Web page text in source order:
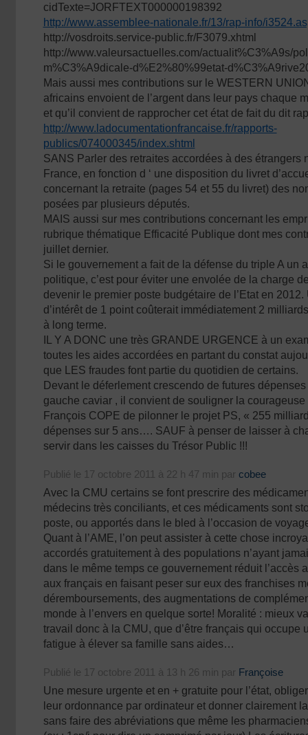
cidTexte=JORFTEXT000000198392
http://www.assemblee-nationale.fr/13/rap-info/
http://vosdroits.service-public.fr/F3079.xhtml
http://www.valeursactuelles.com/actualit%C3%A9s/
m%C3%A9dicale-d%E2%80%99etat-
Mais aussi mes contributions sur le WESTERN
africains envoient de l’argent dans leur pays chaque
et qu’il convient de rapprocher cet état de fait du dit
http://www.ladocumentationfrancaise.fr/rapports-
publics/074000345/index.shtml
SANS Parler des retraites accordées à des étrangers
France, en fonction d ‘ une disposition du livret
concernant la retraite (pages 54 et 55 du livret) des
posées par plusieurs députés.
MAIS aussi sur mes contributions concernant les
rubrique thématique Efficacité Publique dont mes
juillet dernier.
Si le gouvernement a fait de la défense du triple A un
politique, c’est pour éviter une envolée de la charge
devenir le premier poste budgétaire de l’Etat en
d’intérêt de 1 point coûterait immédiatement 2
à long terme.
IL Y A DONC une très GRANDE URGENCE à un
toutes les aides accordées en partant du constat
que LES fraudes font partie du quotidien de certains.
Devant le déferlement crescendo de futures
gauche caviar , il convient de souligner la
François COPE de pilonner le projet PS, « 255
dépenses sur 5 ans…. SAUF à penser de laisser à
servir dans les caisses du Trésor Public !!!
Publié le 17 octobre 2011 à 22 h 47 min par cobee
Avec la CMU certains se font prescrire des
médecins très conciliants, et ces médicaments sont
poste, ou apportés dans le bled à l’occasion de
Quant à l’AME, l’on peut assister à cette chose
accordés gratuitement à des populations n’ayant
dans le même temps ce gouvernement réduit l’accès
aux français en faisant peser sur eux des franchises
déremboursements, des augmentations de
monde à l’envers en quelque sorte! Moralité : mieux
travail donc à la CMU, que d’être français qui occupe
fatigue à élever sa famille sans aides…
Publié le 17 octobre 2011 à 13 h 26 min par Françoise
Une mesure urgente et en + gratuite pour l’état,
leur ordonnance par ordinateur et donner clairement
sans faire des abréviations que même les